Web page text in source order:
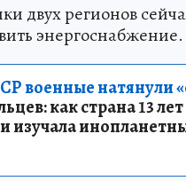
двух регионов
энергоснабжение.
военные натянули
как страна 13
изучала